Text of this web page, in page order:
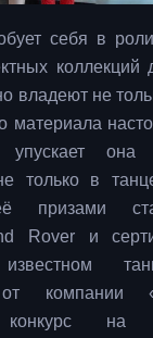
себя в
владеют не
материала
упускает
только в
призами
Rover и
компании
конкурс на